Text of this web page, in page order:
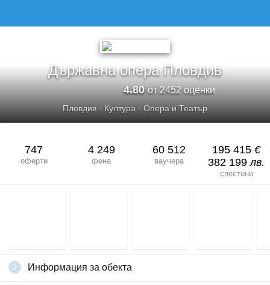
Държавна опера Пловдив
4.80от 2452 оценки
Пловдив· Култура · Опера и Театър
747
оферти
4 249
фена
60 512
ваучера
195 415 €
382 199лв.
спестени
Информация за обекта